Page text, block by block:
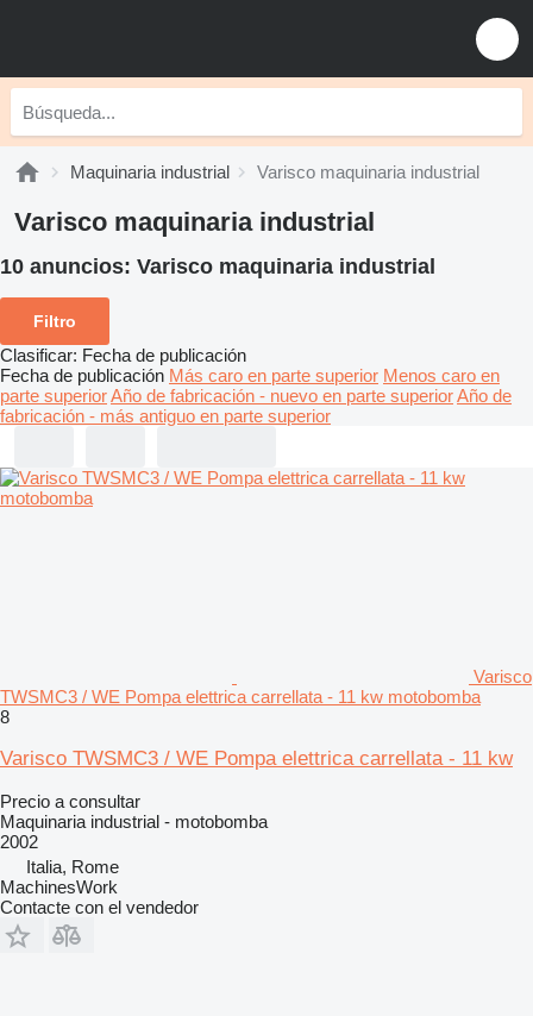
Maquinaria industrial Varisco maquinaria industrial
Varisco maquinaria industrial
10 anuncios: Varisco maquinaria industrial
Filtro
Clasificar: Fecha de publicación
Fecha de publicación Más caro en parte superior Menos caro en
parte superiorAño de fabricación - nuevo en parte superiorAño de
fabricación - más antiguo en parte superior
Varisco
TWSMC3 / WE Pompa elettrica carrellata - 11 kw motobomba
8
Varisco TWSMC3 / WE Pompa elettrica carrellata - 11 kw
Precio a consultar
Maquinaria industrial - motobomba
2002
Italia, Rome
MachinesWork
Contacte con el vendedor